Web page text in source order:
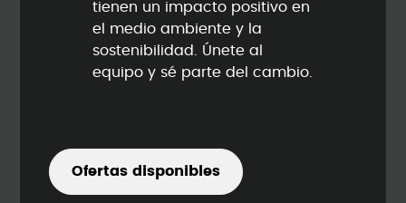
tienen un impacto positivo en
el medio ambiente y la
sostenibilidad. Únete al
equipo y sé parte del cambio.
Ofertas disponibles